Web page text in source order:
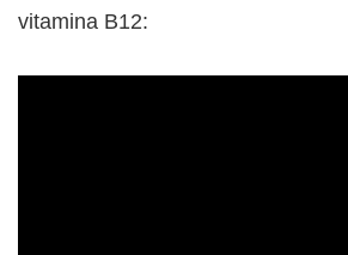
vitamina B12: